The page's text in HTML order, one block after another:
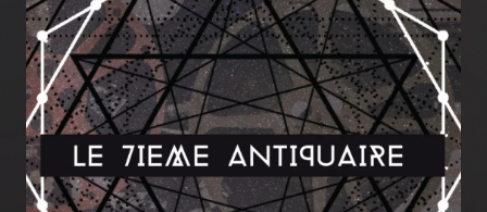
Reportages
Palmarès
À propos